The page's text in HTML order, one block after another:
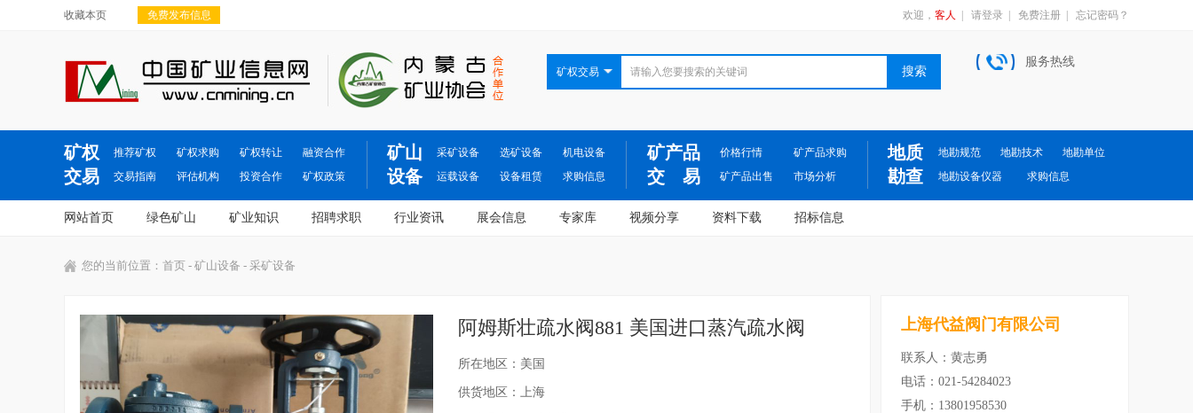
收藏本页 免费发布信息 欢迎， 客人 请登录 免费注册 忘记密码？
矿权交易
服务热线
矿权
交易
推荐矿权 矿权求购 矿权转让
融资合作
交易指南
评估机构 投资合作 矿权政策
矿山
设备
采矿设备 选矿设备
机电设备
运载设备
设备租赁 求购信息
矿产品
交 易
价格行情
矿产品求购
矿产品出售
市场分析
地质
勘查
地勘规范 地勘技术
地勘单位
地勘设备仪器
求购信息
网站首页 绿色矿山 矿业知识 招聘求职 行业资讯 展会信息 专家库 视频分享 资料下载 招标信息
您的当前位置： 首页 - 矿山设备 - 采矿设备
阿姆斯壮疏水阀881 美国进口蒸汽疏水阀
所在地区：美国
供货地区：上海
上海代益阀门有限公司
联系人：黄志勇
电话：021-54284023
手机：13801958530